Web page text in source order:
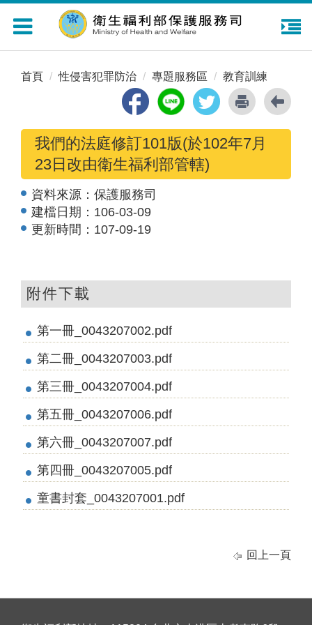
Toggle
navigation
首頁 性侵害犯罪防治 專題服務區 教育訓練
我們的法庭修訂101版(於102年7月
23日改由衛生福利部管轄)
資料來源： 保護服務司
建檔日期： 106-03-09
更新時間： 107-09-19
附件下載
第一冊_0043207002.pdf
第二冊_0043207003.pdf
第三冊_0043207004.pdf
第五冊_0043207006.pdf
第六冊_0043207007.pdf
第四冊_0043207005.pdf
童書封套_0043207001.pdf
回上一頁